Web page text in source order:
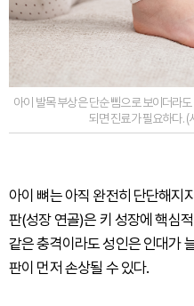
아이 발목 부상은 단순 삠으로 보이더라
되면 진료가 필요하다.
아이 뼈는 아직 완전히 단단해지
판(성장 연골)은 키 성장에 핵심
같은 충격이라도 성인은 인대가
판이 먼저 손상될 수 있다.